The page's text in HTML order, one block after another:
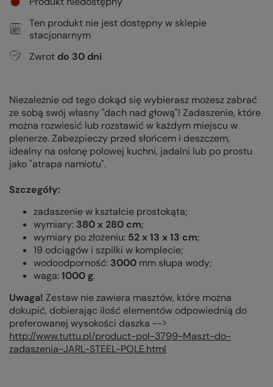
Ten produkt nie jest dostępny w sklepie
stacjonarnym
Zwrot do 30 dni
Niezależnie od tego dokąd się wybierasz możesz zabrać
ze sobą swój własny "dach nad głową"! Zadaszenie, które
można rozwiesić lub rozstawić w każdym miejscu w
plenerze. Zabezpieczy przed słońcem i deszczem,
idealny na osłonę polowej kuchni, jadalni lub po prostu
jako "atrapa namiotu".
Szczegóły:
zadaszenie w kształcie prostokąta;
wymiary: 380 x 280 cm;
wymiary po złożeniu: 52 x 13 x 13 cm;
19 odciągów i szpilki w komplecie;
wodoodporność: 3000 mm słupa wody;
waga:1000 g.
Uwaga! Zestaw nie zawiera masztów, które można
dokupić, dobierając ilość elementów odpowiednią do
preferowanej wysokości daszka -->
http://www.tuttu.pl/product-pol-3799-Maszt-do-
zadaszenia-JARL-STEEL-POLE.html